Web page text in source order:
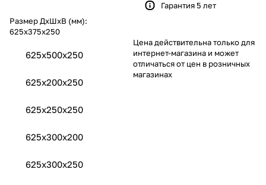
Размер ДхШхВ (мм):
625x375x250
625x500x250
625x200x250
625x250x250
625x300х200
625x300x250
Гарантия 5 лет
Цена действительна только для
интернет-магазина и может
отличаться от цен в розничных
магазинах